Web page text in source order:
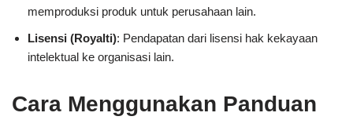
memproduksi produk untuk perusahaan lain.
Lisensi (Royalti): Pendapatan dari lisensi hak kekayaan
intelektual ke organisasi lain.
Cara Menggunakan Panduan